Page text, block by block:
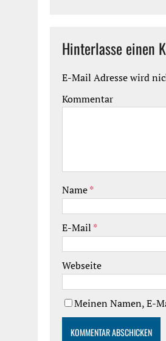
Hinterlasse einen
E-Mail Adresse wird
Kommentar
Name*
E-Mail *
Webseite
Meinen Namen, E-